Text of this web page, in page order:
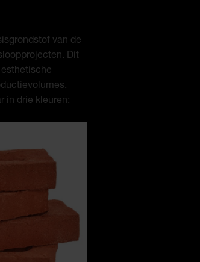
van de
Dit
in drie kleuren: